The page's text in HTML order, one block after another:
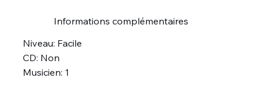
Informations complémentaires
Niveau: Facile
CD: Non
Musicien: 1